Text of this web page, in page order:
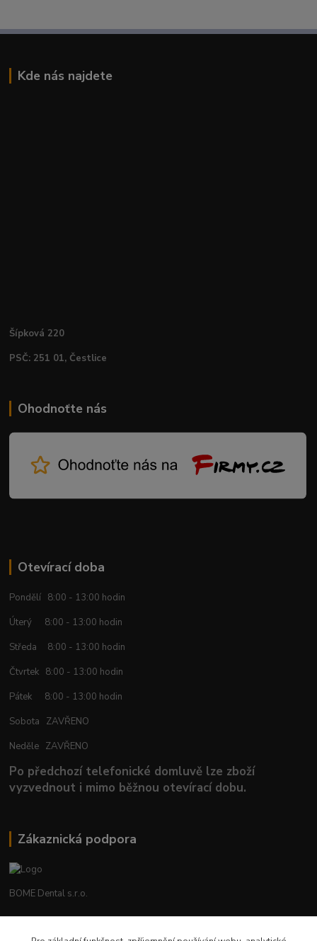
Kde nás najdete
Šípková 220
PSČ: 251 01, Čestlice
Ohodnoťte nás
Otevírací doba
Pondělí 8:00 - 13:00 hodin
Úterý 8:00 - 13:00 hodin
Středa 8:00 - 13:00 hodin
Čtvrtek 8:00 - 13:00 hodin
Pátek 8:00 - 13:00 hodin
Sobota ZAVŘENO
Neděle ZAVŘENO
Po předchozí telefonické domluvě lze zboží
vyzvednout i mimo běžnou otevírací dobu.
Zákaznická podpora
BOME Dental s.r.o.